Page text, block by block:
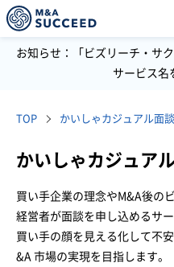
お知らせ：「ビズリーチ・サ
サービス名
TOP かいしゃカジュアル面談
かいしゃカジュア
買い手企業の理念やM&A後の
経営者が面談を申し込めるサー
買い手の顔を見える化して不
&A 市場の実現を目指します。